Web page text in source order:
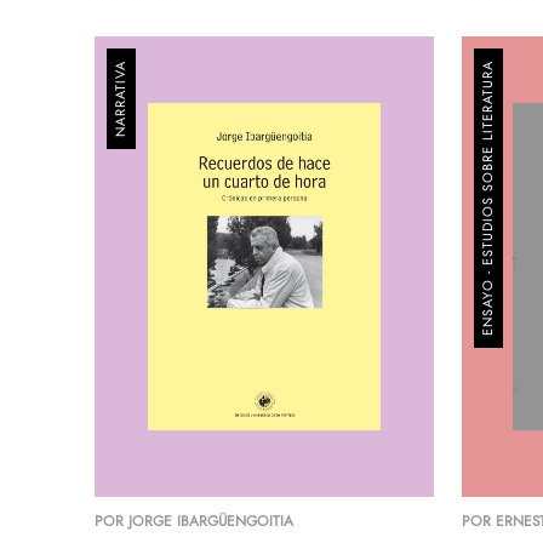
$
x1
NARRATIVA
POR JORGE IBARGÜENGOITIA
ENSAYO - ESTUDIOS SOBRE LITERATURA
POR